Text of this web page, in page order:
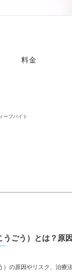
料金
ープバイト
）の原因やリスク、治療